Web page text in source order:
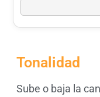
Tonalidad
Sube o baja la